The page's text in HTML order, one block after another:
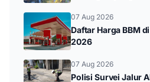
07 Aug 2026
Daftar Harga BBM
2026
07 Aug 2026
Polisi Survei Jalur